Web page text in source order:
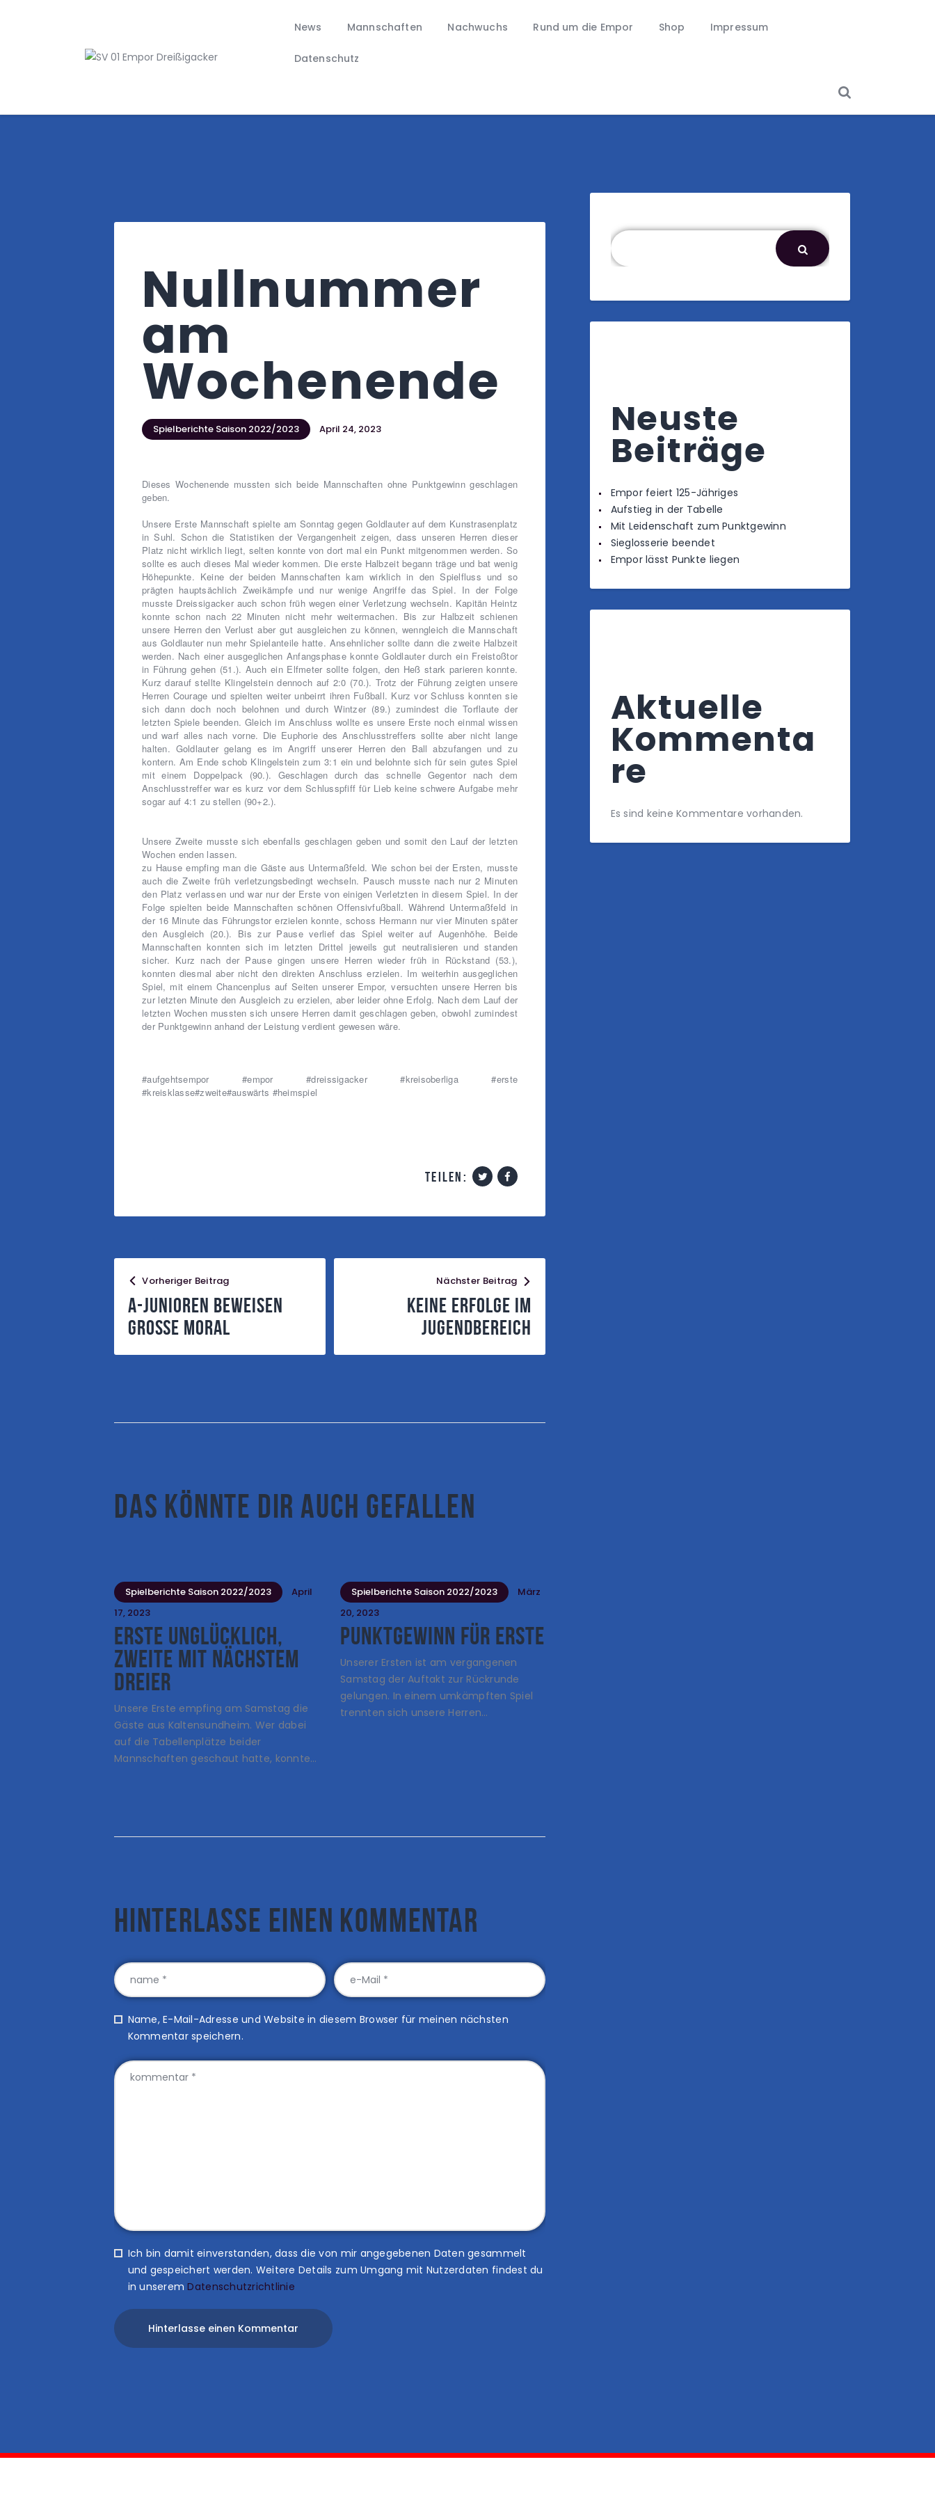
News Mannschaften Nachwuchs Rund um die Empor Shop Impressum
Datenschutz
Mannschaften
Nachwuchs
Nullnummer
am
Wochenende
Spielberichte Saison 2022/2023 April 24, 2023
Dieses Wochenende mussten sich beide Mannschaften ohne Punktgewinn geschlagen
geben.
Unsere Erste Mannschaft spielte am Sonntag gegen Goldlauter auf dem Kunstrasenplatz
in Suhl. Schon die Statistiken der Vergangenheit zeigen, dass unseren Herren dieser
Platz nicht wirklich liegt, selten konnte von dort mal ein Punkt mitgenommen werden. So
sollte es auch dieses Mal wieder kommen. Die erste Halbzeit begann träge und bat wenig
Höhepunkte. Keine der beiden Mannschaften kam wirklich in den Spielfluss und so
prägten hauptsächlich Zweikämpfe und nur wenige Angriffe das Spiel. In der Folge
musste Dreissigacker auch schon früh wegen einer Verletzung wechseln. Kapitän Heintz
konnte schon nach 22 Minuten nicht mehr weitermachen. Bis zur Halbzeit schienen
unsere Herren den Verlust aber gut ausgleichen zu können, wenngleich die Mannschaft
aus Goldlauter nun mehr Spielanteile hatte. Ansehnlicher sollte dann die zweite Halbzeit
werden. Nach einer ausgeglichen Anfangsphase konnte Goldlauter durch ein Freistoßtor
in Führung gehen (51.). Auch ein Elfmeter sollte folgen, den Heß stark parieren konnte.
Kurz darauf stellte Klingelstein dennoch auf 2:0 (70.). Trotz der Führung zeigten unsere
Herren Courage und spielten weiter unbeirrt ihren Fußball. Kurz vor Schluss konnten sie
sich dann doch noch belohnen und durch Wintzer (89.) zumindest die Torflaute der
letzten Spiele beenden. Gleich im Anschluss wollte es unsere Erste noch einmal wissen
und warf alles nach vorne. Die Euphorie des Anschlusstreffers sollte aber nicht lange
halten. Goldlauter gelang es im Angriff unserer Herren den Ball abzufangen und zu
kontern. Am Ende schob Klingelstein zum 3:1 ein und belohnte sich für sein gutes Spiel
mit einem Doppelpack (90.). Geschlagen durch das schnelle Gegentor nach dem
Anschlusstreffer war es kurz vor dem Schlusspfiff für Lieb keine schwere Aufgabe mehr
sogar auf 4:1 zu stellen (90+2.).
Unsere Zweite musste sich ebenfalls geschlagen geben und somit den Lauf der letzten
Wochen enden lassen.
zu Hause empfing man die Gäste aus Untermaßfeld. Wie schon bei der Ersten, musste
auch die Zweite früh verletzungsbedingt wechseln. Pausch musste nach nur 2 Minuten
den Platz verlassen und war nur der Erste von einigen Verletzten in diesem Spiel. In der
Folge spielten beide Mannschaften schönen Offensivfußball. Während Untermaßfeld in
der 16 Minute das Führungstor erzielen konnte, schoss Hermann nur vier Minuten später
den Ausgleich (20.). Bis zur Pause verlief das Spiel weiter auf Augenhöhe. Beide
Mannschaften konnten sich im letzten Drittel jeweils gut neutralisieren und standen
sicher. Kurz nach der Pause gingen unsere Herren wieder früh in Rückstand (53.),
konnten diesmal aber nicht den direkten Anschluss erzielen. Im weiterhin ausgeglichen
Spiel, mit einem Chancenplus auf Seiten unserer Empor, versuchten unsere Herren bis
zur letzten Minute den Ausgleich zu erzielen, aber leider ohne Erfolg. Nach dem Lauf der
letzten Wochen mussten sich unsere Herren damit geschlagen geben, obwohl zumindest
der Punktgewinn anhand der Leistung verdient gewesen wäre.
#aufgehtsempor #empor #dreissigacker #kreisoberliga #erste
#kreisklasse#zweite#auswärts #heimspiel
teilen:
Vorheriger Beitrag
A-Junioren beweisen
große Moral
Nächster Beitrag
Keine Erfolge im
Jugendbereich
Das könnte dir auch gefallen
Spielberichte Saison 2022/2023
April
17, 2023
Erste unglücklich,
Zweite mit nächstem
Dreier
Unsere Erste empfing am Samstag die
Gäste aus Kaltensundheim. Wer dabei
auf die Tabellenplätze beider
Mannschaften geschaut hatte, konnte…
Spielberichte Saison 2022/2023
März
20, 2023
Punktgewinn für Erste
Unserer Ersten ist am vergangenen
Samstag der Auftakt zur Rückrunde
gelungen. In einem umkämpften Spiel
trennten sich unsere Herren…
Hinterlasse einen Kommentar
Name, E-Mail-Adresse und Website in diesem Browser für meinen nächsten
Kommentar speichern.
Ich bin damit einverstanden, dass die von mir angegebenen Daten gesammelt
und gespeichert werden. Weitere Details zum Umgang mit Nutzerdaten findest du
in unseremDatenschutzrichtlinie
Neuste
Beiträge
Empor feiert 125-Jähriges
Aufstieg in der Tabelle
Mit Leidenschaft zum Punktgewinn
Sieglosserie beendet
Empor lässt Punkte liegen
Aktuelle
Kommenta
re
Es sind keine Kommentare vorhanden.